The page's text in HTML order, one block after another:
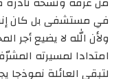
في مستشفى بل كان
ولأن الله لا يضيع أجر
امتدادا لمسيرته
لتبقى العائلة نموذجا